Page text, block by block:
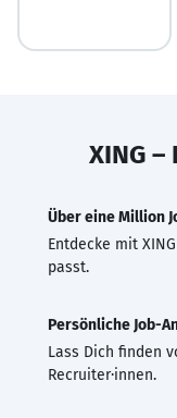
XING
Über eine Million
Entdecke mit
passt.
Persönliche Job-
Lass Dich finden
Recruiter·innen.